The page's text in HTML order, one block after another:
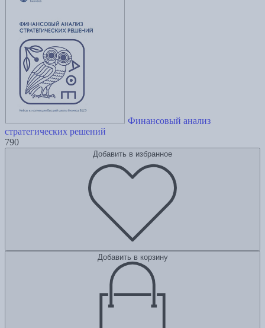
Финансовый анализ
стратегических решений
790
Добавить в избранное
Добавить в корзину